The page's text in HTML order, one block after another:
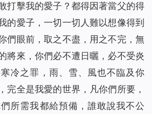
打擊我的愛子？都得因著當父的得
的愛子，一切一切人難以想像得到
們眼前，取之不盡，用之不完，無
將來，你們必不遭日曬，必不受炎
冷之罪，雨、雪、風也不臨及你
完全是我愛的世界，凡你們所要，
所需我都給預備，誰敢說我不公